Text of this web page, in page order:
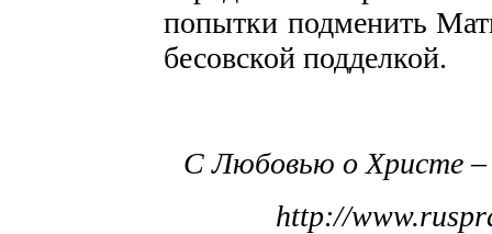
попытки подменить
бесовской подделкой.
С Любовью о Христе
http://